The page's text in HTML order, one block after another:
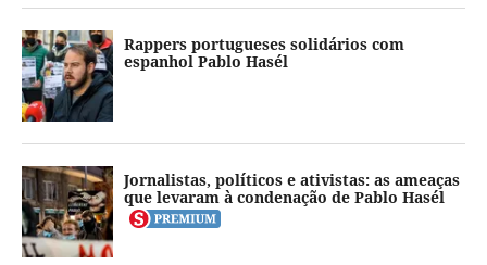
Rappers portugueses solidários com
espanhol Pablo Hasél
Jornalistas, políticos e ativistas: as ameaças
que levaram à condenação de Pablo Hasél